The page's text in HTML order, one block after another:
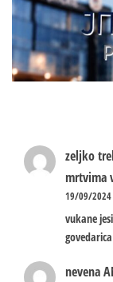
zeljko
mrtvima
19/09/2024
vukane
nevena